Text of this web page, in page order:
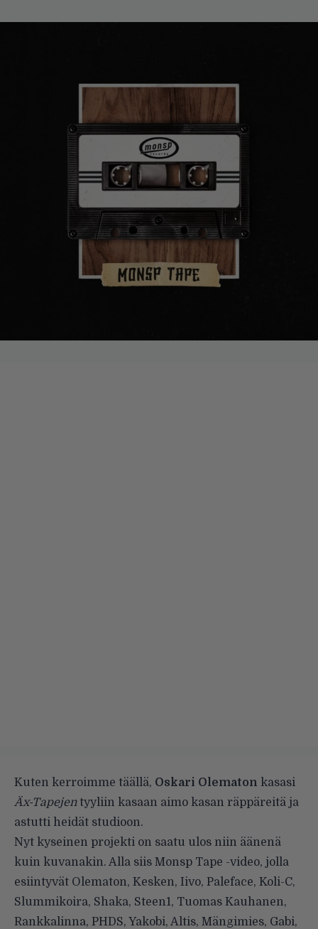
Kuten kerroimme täällä, Oskari Olematon kasasi
Äx-Tapejentyyliin kasaan aimo kasan räppäreitä ja
astutti heidät studioon.
Nyt kyseinen projekti on saatu ulos niin äänenä
kuin kuvanakin. Alla siis Monsp Tape -video, jolla
esiintyvät Olematon, Kesken, Iivo, Paleface, Koli-C,
Slummikoira, Shaka, Steen1, Tuomas Kauhanen,
Rankkalinna, PHDS, Yakobi, Altis, Mängimies, Gabi,